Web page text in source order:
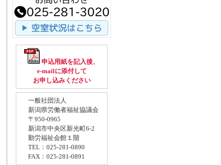
申込用紙を記入後、
e-mailに添付して
お申し込みください
一般社団法人
新潟県労働者福祉協議会
〒950-0965
新潟市中央区新光町6-2
勤労福祉会館１階
TEL：025-281-0890
FAX：025-281-0891